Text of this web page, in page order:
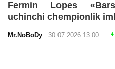
Fermin Lopes
uchinchi chempionlik
Mr.NoBoDy 30.07.2026 13:00